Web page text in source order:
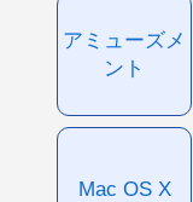
アミューズメ
ント
Mac OS X